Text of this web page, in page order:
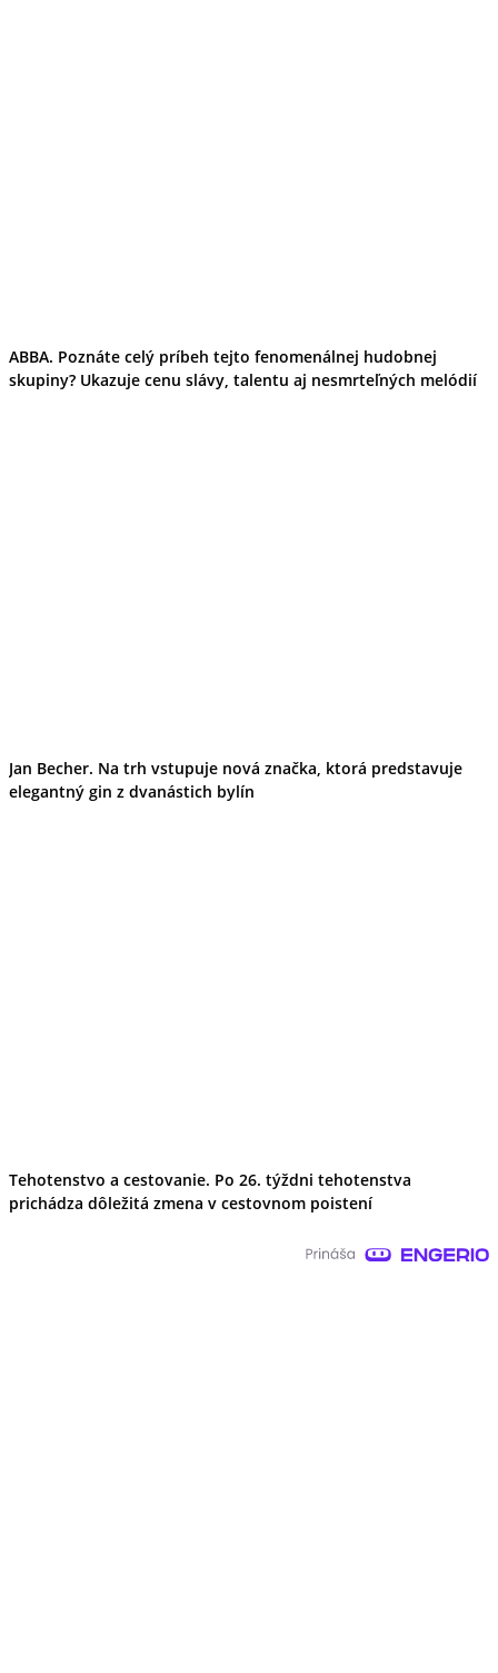
ABBA. Poznáte celý príbeh tejto fenomenálnej hudobnej
skupiny? Ukazuje cenu slávy, talentu aj nesmrteľných melódií
Jan Becher. Na trh vstupuje nová značka, ktorá predstavuje
elegantný gin z dvanástich bylín
Tehotenstvo a cestovanie. Po 26. týždni tehotenstva
prichádza dôležitá zmena v cestovnom poistení